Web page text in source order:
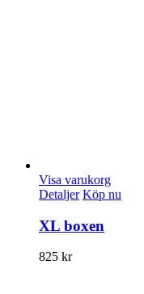
Visa varukorg
Detaljer Köp nu
XL boxen
825 kr